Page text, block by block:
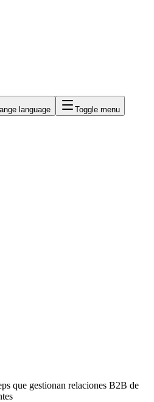
language Toggle menu
que gestionan relaciones B2B de